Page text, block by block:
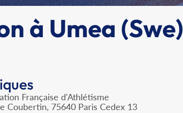
à Umea (Swe)
Française d'Athlétisme
Coubertin, 75640 Paris Cedex 13